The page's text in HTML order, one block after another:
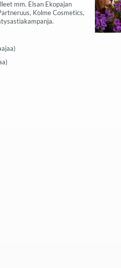
mm. Elsan Ekopajan
Kolme Cosmetics,